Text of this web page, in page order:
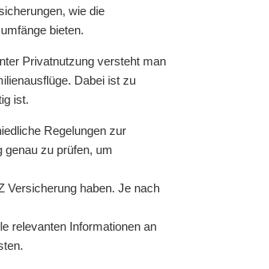
wie die
bieten.
Privatnutzung versteht man
Dabei ist zu
ist.
Regelungen zur
genau zu prüfen, um
Versicherung haben. Je nach
relevanten Informationen an